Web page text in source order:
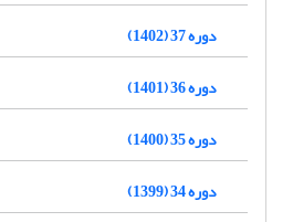
دوره 37 (1402)
دوره 36 (1401)
دوره 35 (1400)
دوره 34 (1399)